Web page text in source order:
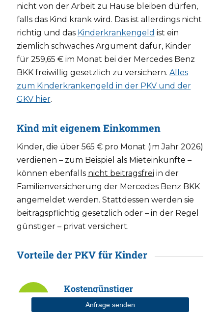
nicht von der Arbeit zu Hause bleiben dürfen,
falls das Kind krank wird. Das ist allerdings nicht
richtig und das Kinderkrankengeld ist ein
ziemlich schwaches Argument dafür, Kinder
für 259,65 € im Monat bei der Mercedes Benz
BKK freiwillig gesetzlich zu versichern. Alles
zum Kinderkrankengeld in der PKV und der
GKV hier.
Kind mit eigenem Einkommen
Kinder, die über 565 € pro Monat (im Jahr 2026)
verdienen – zum Beispiel als Mieteinkünfte –
können ebenfalls nicht beitragsfrei in der
Familienversicherung der Mercedes Benz BKK
angemeldet werden. Stattdessen werden sie
beitragspflichtig gesetzlich oder – in der Regel
günstiger – privat versichert.
Vorteile der PKV für Kinder
Kostengünstiger
Richtiggute PKV-Kindertarife
Anfrage senden